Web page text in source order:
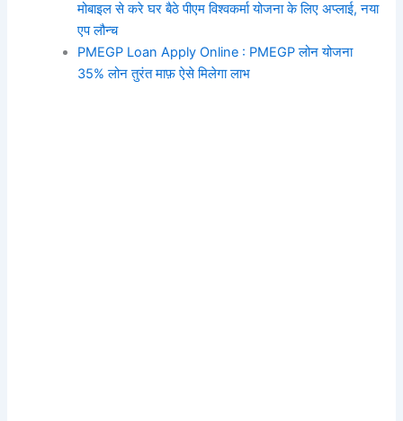
मोबाइल से करे घर बैठे पीएम विश्वकर्मा योजना के लिए अप्लाई, नया
एप लौन्च
PMEGP Loan Apply Online : PMEGP लोन योजना
35% लोन तुरंत माफ़ ऐसे मिलेगा लाभ